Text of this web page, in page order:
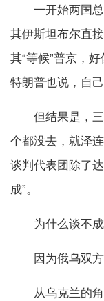
一开始两国总
其伊斯坦布尔直
其“等候”普京，
特朗普也说，自
但结果是，三
个都没去，就泽
谈判代表团除了
成”。
为什么谈不成
因为俄乌双方
从乌克兰的角